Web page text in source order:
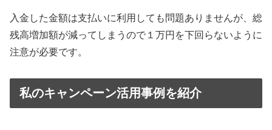
入金した金額は支払いに利用しても問題ありませんが、総
残高増加額が減ってしまうので１万円を下回らないように
注意が必要です。
私のキャンペーン活用事例を紹介